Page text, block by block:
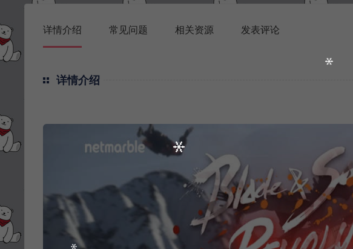
详情介绍 常见问题 相关资源 发表评论
详情介绍